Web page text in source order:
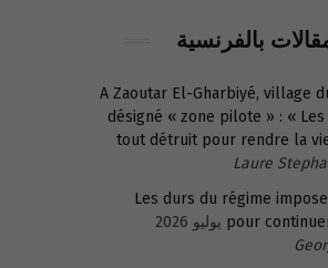
بالفرنسية
A Zaoutar El-Gharbiyé, village
désigné « zone pilote » : «
tout détruit pour rendre la
Laure
Les durs du régime
pour